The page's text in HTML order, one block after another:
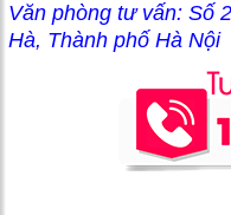
Văn phòng tư vấn: Số
Hà, Thành phố Hà Nội